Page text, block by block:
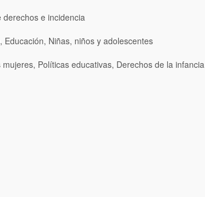
e incidencia
Educación, Niñas, niños y adolescentes
mujeres, Políticas educativas, Derechos de la infancia